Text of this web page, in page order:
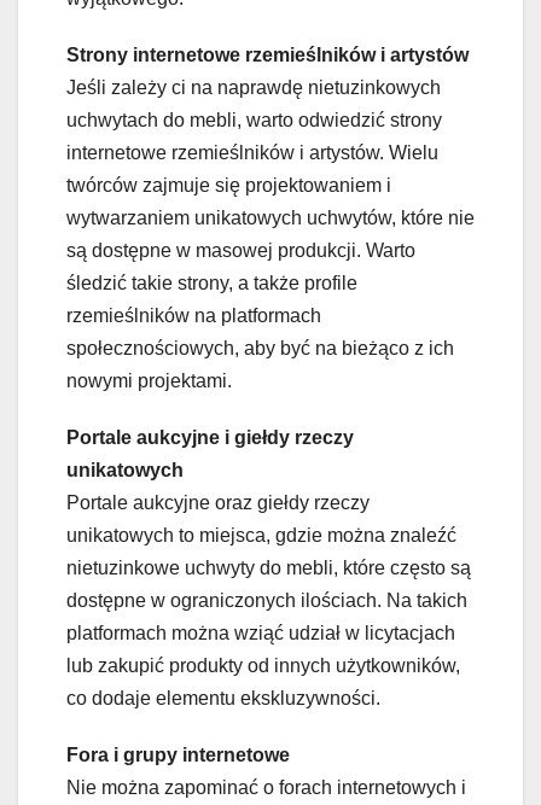
Strony internetowe rzemieślników i artystów
Jeśli zależy ci na naprawdę nietuzinkowych
uchwytach do mebli, warto odwiedzić strony
internetowe rzemieślników i artystów. Wielu
twórców zajmuje się projektowaniem i
wytwarzaniem unikatowych uchwytów, które nie
są dostępne w masowej produkcji. Warto
śledzić takie strony, a także profile
rzemieślników na platformach
społecznościowych, aby być na bieżąco z ich
nowymi projektami.
Portale aukcyjne i giełdy rzeczy
unikatowych
Portale aukcyjne oraz giełdy rzeczy
unikatowych to miejsca, gdzie można znaleźć
nietuzinkowe uchwyty do mebli, które często są
dostępne w ograniczonych ilościach. Na takich
platformach można wziąć udział w licytacjach
lub zakupić produkty od innych użytkowników,
co dodaje elementu ekskluzywności.
Fora i grupy internetowe
Nie można zapominać o forach internetowych i